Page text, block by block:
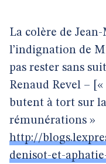
La colère de
l’indignation de
pas rester sans
Renaud Revel –
butent à tort sur
rémunérations »
http://
denisot-et-